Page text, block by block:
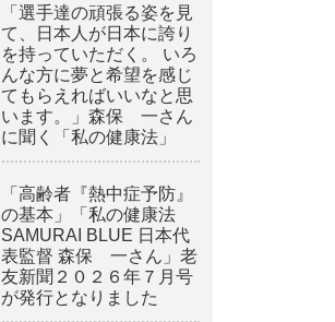
「選手達の頑張る姿を見
て、日本人が日本に誇り
を持っていただく。 いろ
んな方に夢と希望を感じ
てもらえればいいなと思
います。」森保 一さん
に聞く「私の健康法」
「高齢者『熱中症予防』
の基本」「私の健康法
SAMURAI BLUE 日本代
表監督 森保 一さん」老
友新聞２０２６年７月号
が発行となりました